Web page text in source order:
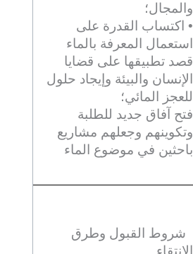
والمجال؛
• اكتساب القدرة على
استعمال المعرفة بالماء
قصد تطبيقها على قضايا
الإنسان والبيئة وإيجاد حلول
للعجز المائي؛
فتح آفاق جديد للطلبة
وتكوينهم وجعلهم مشاريع
باحثين في موضوع الماء
شروط القبول وطرق
الانتقاء